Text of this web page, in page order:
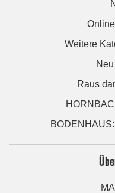
Weitere
Raus